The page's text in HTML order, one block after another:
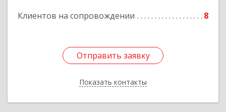
Клиентов на сопровождении 8
Отправить заявку
Показать контакты
Отправить заявку
Назад